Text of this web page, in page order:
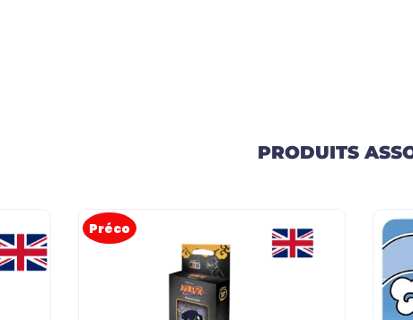
PRODUITS
Préco